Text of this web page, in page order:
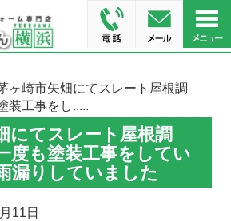
ヶ崎市矢畑にてスレート屋根調
装工事をし.....
にてスレート屋根調
度も塗装工事をしてい
漏りしていました
11日